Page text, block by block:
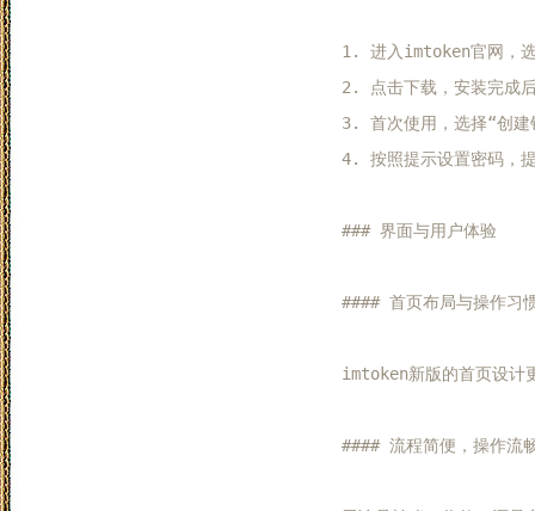
1. 进入imtoken官网，
2. 点击下载，安装完成
3. 首次使用，选择“创
4. 按照提示设置密码，
### 界面与用户体验
#### 首页布局与操作习
imtoken新版的首页设计
#### 流程简便，操作流